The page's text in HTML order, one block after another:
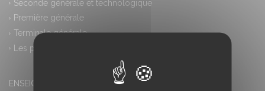
Seconde générale et technologique
Première générale
Terminale générale
Les plus
ENSEIGNEMENT PROFESSIONNEL